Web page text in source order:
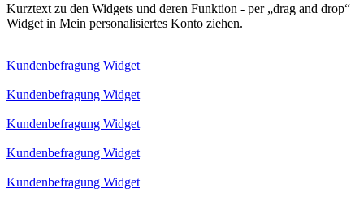
Kurztext zu den Widgets und deren Funktion - per „drag and drop“
Widget in Mein personalisiertes Konto ziehen.
Kundenbefragung Widget
Kundenbefragung Widget
Kundenbefragung Widget
Kundenbefragung Widget
Kundenbefragung Widget